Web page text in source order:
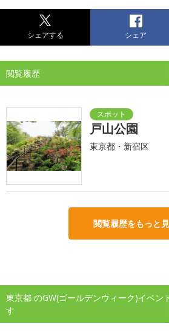
シェアする シェア
閲覧履歴
戸山公園
東京都・新宿区
閲覧履歴をもっと
東京都 のGW(ゴールデンウィーク)イベン
す